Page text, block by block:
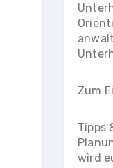
Zum
Tipps
wird